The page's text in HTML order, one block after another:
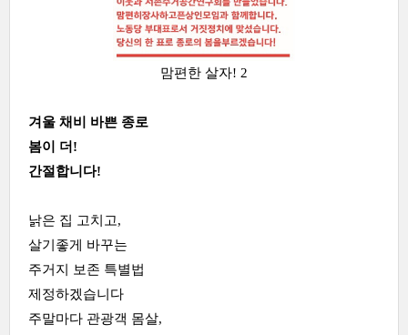
맘편한 살자! 2
겨울 채비 바쁜 종로
봄이 더!
간절합니다!
낡은 집 고치고,
살기좋게 바꾸는
주거지 보존 특별법
제정하겠습니다
주말마다 관광객 몸살,